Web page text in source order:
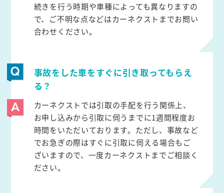
続きを行う時期や車種によっても異なりますの
で、ご不明な点などはカーネクストまでお問い
合わせください。
事故をした車をすぐに引き取ってもらえ
る？
カーネクストでは引取の手配を行う関係上、
お申し込みから引取に伺うまでに1週間程度お
時間をいただいております。ただし、事故など
でお急ぎの際はすぐに引取に伺える場合もご
ざいますので、一度カーネクストまでご相談く
ださい。